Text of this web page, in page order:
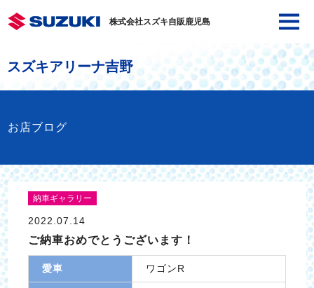
株式会社スズキ自販鹿児島
スズキアリーナ吉野
お店ブログ
納車ギャラリー
2022.07.14
ご納車おめでとうございます！
愛車 ワゴンR